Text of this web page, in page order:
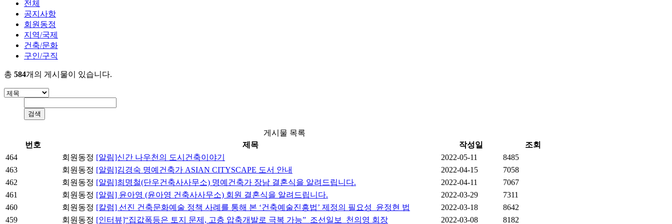
전체
공지사항
회원동정
지역/국제
건축/문화
구인/구직
총 584개의 게시물이 있습니다.
게시물 목록
번호
제목 작성일
조회
464
회원동정 [알림]신간 나우천의 도시건축이야기 2022-05-11
8485
463
회원동정 [알림]김경숙 명예건축가 ASIAN CITYSCAPE 도서 안내 2022-04-15
7058
462
회원동정 [알림]최명철(단우건축사사무소) 명예건축가 장남 결혼식을 알려드립니다. 2022-04-11
7067
461
회원동정 [알림] 윤아영 (윤아영 건축사사무소) 회원 결혼식을 알려드립니다. 2022-03-29
7311
460
회원동정 [칼럼] 선진 건축문화예술 정책 사례를 통해 본 ‘건축예술진흥법’ 제정의 필요성_윤정현 법 2022-03-18
8642
459
회원동정 [인터뷰]“집값폭등은 토지 문제, 고층 압축개발로 극복 가능”_조선일보_천의영 회장 2022-03-08 8182